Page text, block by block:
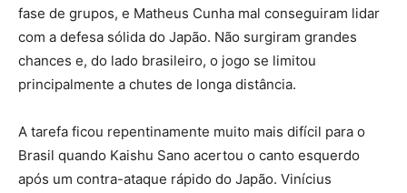
fase de grupos, e Matheus Cunha mal conseguiram lidar
com a defesa sólida do Japão. Não surgiram grandes
chances e, do lado brasileiro, o jogo se limitou
principalmente a chutes de longa distância.
A tarefa ficou repentinamente muito mais difícil para o
Brasil quando Kaishu Sano acertou o canto esquerdo
após um contra-ataque rápido do Japão. Vinícius